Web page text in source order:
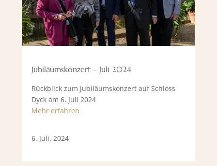
Jubiläumskonzert – Juli 2024
Rückblick zum Jubiläumskonzert auf Schloss
Dyck am 6. Juli 2024
Mehr erfahren
6. Juli. 2024